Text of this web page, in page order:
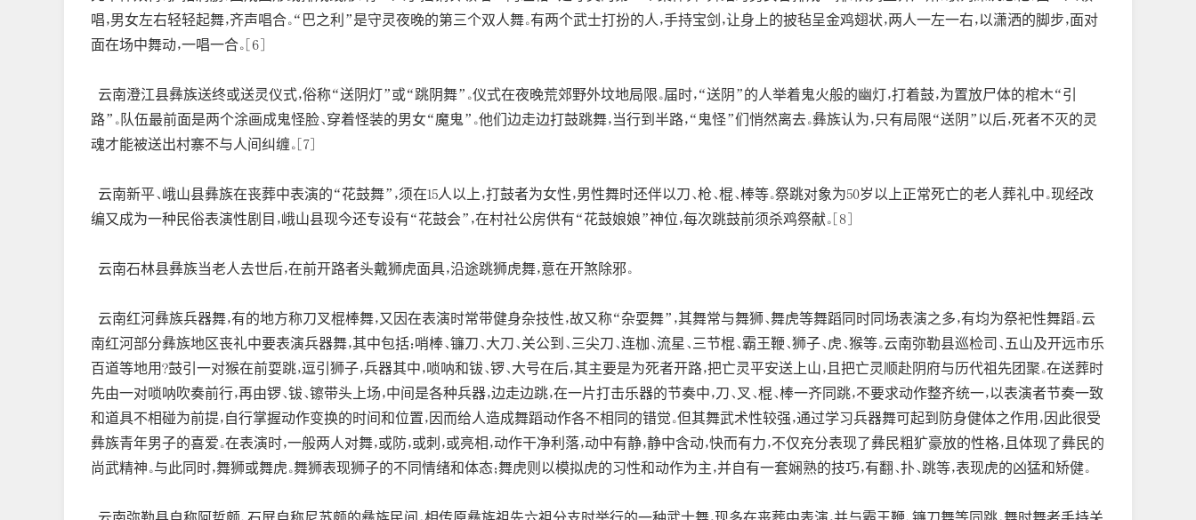
唱，男女左右轻轻起舞，齐声唱合。“巴之利”是守灵夜晚的第三个双人舞。有两个武士打扮的人，手持宝剑，让身上的披毡呈金鸡翅状，两人一左一右，以潇洒的脚步，面对
面在场中舞动，一唱一合。[6]
云南澄江县彝族送终或送灵仪式，俗称“送阴灯”或“跳阴舞”。仪式在夜晚荒郊野外坟地局限。届时，“送阴”的人举着鬼火般的幽灯，打着鼓，为置放尸体的棺木“引
路”。队伍最前面是两个涂画成鬼怪脸、穿着怪装的男女“魔鬼”。他们边走边打鼓跳舞，当行到半路，“鬼怪”们悄然离去。彝族认为，只有局限“送阴”以后，死者不灭的灵
魂才能被送出村寨不与人间纠缠。[7]
云南新平、峨山县彝族在丧葬中表演的“花鼓舞”，须在15人以上，打鼓者为女性，男性舞时还伴以刀、枪、棍、棒等。祭跳对象为50岁以上正常死亡的老人葬礼中。现经改
编又成为一种民俗表演性剧目，峨山县现今还专设有“花鼓会”，在村社公房供有“花鼓娘娘”神位，每次跳鼓前须杀鸡祭献。[8]
云南石林县彝族当老人去世后，在前开路者头戴狮虎面具，沿途跳狮虎舞，意在开煞除邪。
云南红河彝族兵器舞，有的地方称刀叉棍棒舞，又因在表演时常带健身杂技性，故又称“杂耍舞”，其舞常与舞狮、舞虎等舞蹈同时同场表演之多，有均为祭祀性舞蹈。云
南红河部分彝族地区丧礼中要表演兵器舞，其中包括：哨棒、镰刀、大刀、关公到、三尖刀、连枷、流星、三节棍、霸王鞭、狮子、虎、猴等。云南弥勒县巡检司、五山及开远市乐
百道等地用?鼓引一对猴在前耍跳，逗引狮子，兵器其中，唢呐和钹、锣、大号在后，其主要是为死者开路，把亡灵平安送上山，且把亡灵顺赴阴府与历代祖先团聚。在送葬时
先由一对唢呐吹奏前行，再由锣、钹、镲带头上场，中间是各种兵器，边走边跳，在一片打击乐器的节奏中，刀、叉、棍、棒一齐同跳，不要求动作整齐统一，以表演者节奏一致
和道具不相碰为前提，自行掌握动作变换的时间和位置，因而给人造成舞蹈动作各不相同的错觉。但其舞武术性较强，通过学习兵器舞可起到防身健体之作用，因此很受
彝族青年男子的喜爱。在表演时，一般两人对舞，或防，或刺，或亮相，动作干净利落，动中有静，静中含动，快而有力，不仅充分表现了彝民粗犷豪放的性格，且体现了彝民的
尚武精神。与此同时，舞狮或舞虎。舞狮表现狮子的不同情绪和体态；舞虎则以模拟虎的习性和动作为主，并自有一套娴熟的技巧，有翻、扑、跳等，表现虎的凶猛和矫健。